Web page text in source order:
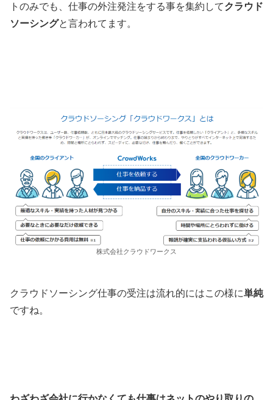
トのみでも、仕事の外注発注をする事を集約してクラウド
ソーシングと言われてます。
株式会社クラウドワークス
クラウドソーシング仕事の受注は流れ的にはこの様に単純
ですね。